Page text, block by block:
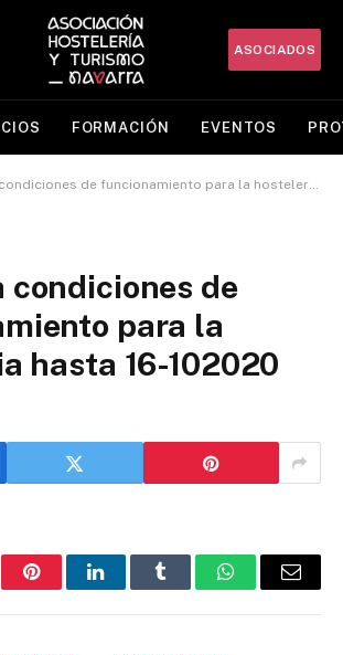
ASOCIADOS
FORMACIÓN EVENTOS
de funcionamiento para la hosteleria hasta 16-102020
condiciones de
para la
hasta 16-102020
PinterestLinkedInTumblr WhatsAppEmail